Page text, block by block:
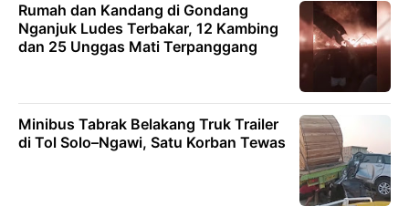
Rumah dan Kandang di Gondang
Nganjuk Ludes Terbakar, 12 Kambing
dan 25 Unggas Mati Terpanggang
Minibus Tabrak Belakang Truk Trailer
di Tol Solo–Ngawi, Satu Korban Tewas